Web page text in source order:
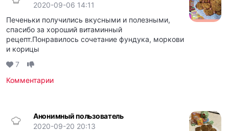
2020-09-06 14:11
Печеньки получились вкусными и полезными,
спасибо за хороший витаминный
рецепт.Понравилось сочетание фундука, моркови
и корицы
7
Комментарии
Анонимный пользователь
2020-09-20 20:13